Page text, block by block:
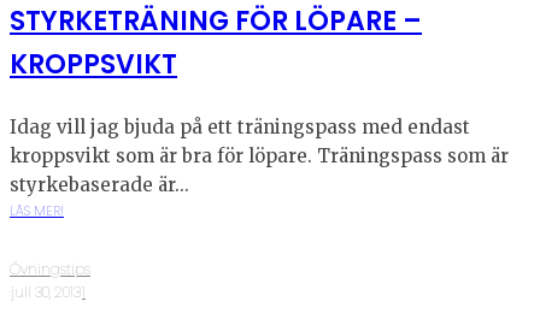
STYRKETRÄNING FÖR LÖPARE –
KROPPSVIKT
Idag vill jag bjuda på ett träningspass med endast
kroppsvikt som är bra för löpare. Träningspass som är
styrkebaserade är...
LÄS MER!
Övningstips
·juli 30, 2013·1